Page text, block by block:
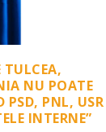
TULCEA,
NU POATE
PSD, PNL, USR
INTERNE”